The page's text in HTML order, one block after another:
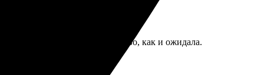
понятно. Получила качество, как и ожидала.